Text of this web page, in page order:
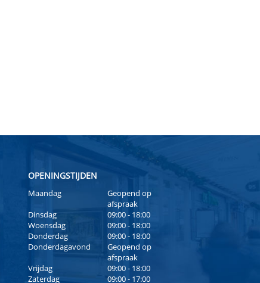
OPENINGSTIJDEN
Maandag
Geopend op
afspraak
Dinsdag
09:00 - 18:00
Woensdag
09:00 - 18:00
Donderdag
09:00 - 18:00
Donderdagavond
Geopend op
afspraak
Vrijdag
09:00 - 18:00
Zaterdag
09:00 - 17:00